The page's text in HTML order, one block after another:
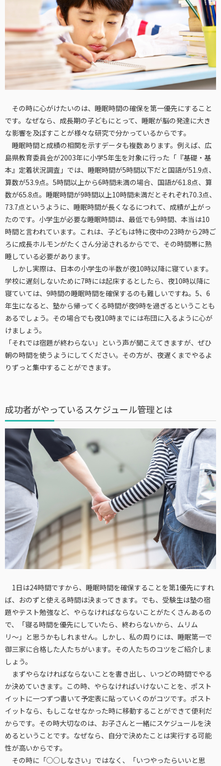
その時に心がけたいのは、睡眠時間の確保を第一優先にすること
です。なぜなら、成長期の子どもにとって、睡眠が脳の発達に大き
な影響を及ぼすことが様々な研究で分かっているからです。
睡眠時間と成績の相関を示すデータも複数あります。例えば、広
島県教育委員会が2003年に小学5年生を対象に行った「『基礎・基
本』定着状況調査」では、睡眠時間が5時間以下だと国語が51.9点、
算数が53.9点。5時間以上から6時間未満の場合、国語が61.8点、算
数が65.8点。睡眠時間が9時間以上10時間未満だとそれぞれ70.3点、
73.7点というように、睡眠時間が長くなるにつれて、成績が上がっ
たのです。小学生が必要な睡眠時間は、最低でも9時間、本当は10
時間と言われています。これは、子どもは特に夜中の23時から2時ご
ろに成長ホルモンがたくさん分泌されるからでで、その時間帯に熟
睡している必要があります。
しかし実際は、日本の小学生の半数が夜10時以降に寝ています。
学校に遅刻しないために7時には起床するとしたら、夜10時以降に
寝ていては、9時間の睡眠時間を確保するのも難しいですね。5、6
年生になると、塾から帰ってくる時間が夜9時を過ぎるということも
あるでしょう。その場合でも夜10時までには布団に入るように心が
けましょう。
「それでは宿題が終わらない」という声が聞こえてきますが、ぜひ
朝の時間を使うようにしてください。その方が、夜遅くまでやるよ
りずっと集中することができます。
成功者がやっているスケジュール管理とは
1日は24時間ですから、睡眠時間を確保することを第1優先にすれ
ば、おのずと使える時間は決まってきます。でも、受験生は塾の宿
題やテスト勉強など、やらなければならないことがたくさんあるの
で、「寝る時間を優先にしていたら、終わらないから、ムリム
リ〜」と思うかもしれません。しかし、私の周りには、睡眠第一で
御三家に合格した人たちがいます。その人たちのコツをご紹介しま
しょう。
まずやらなければならないことを書き出し、いつどの時間でやる
か決めていきます。この時、やらなければいけないことを、ポスト
イットに一つずつ書いて予定表に貼っていくのがコツです。ポスト
イットなら、もしこなせなかった時に移動することができて便利だ
からです。その時大切なのは、お子さんと一緒にスケジュールを決
めるということです。なぜなら、自分で決めたことは実行する可能
性が高いからです。
その時に「○○しなさい」ではなく、「いつやったらいいと思